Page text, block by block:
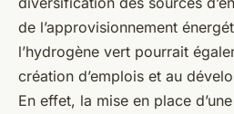
de l’approvisionnement
l’hydrogène vert pourrait
création d’emplois et au
En effet, la mise en place